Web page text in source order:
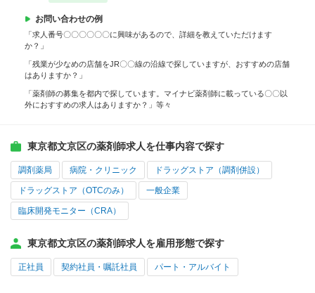
お問い合わせの例
「求人番号〇〇〇〇〇〇に興味があるので、詳細を教えていただけます
か？」
「残業が少なめの店舗をJR〇〇線の沿線で探していますが、おすすめの店舗
はありますか？」
「薬剤師の募集を都内で探しています。マイナビ薬剤師に載っている〇〇以
外におすすめの求人はありますか？」等々
東京都文京区の薬剤師求人を仕事内容で探す
調剤薬局 病院・クリニック ドラッグストア（調剤併設）
ドラッグストア（OTCのみ） 一般企業
臨床開発モニター（CRA）
東京都文京区の薬剤師求人を雇用形態で探す
正社員 契約社員・嘱託社員 パート・アルバイト